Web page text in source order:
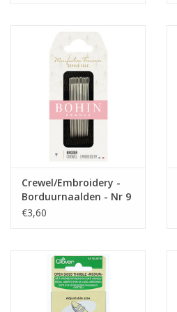
Crewel/Embroidery -
Borduurnaalden - Nr 9
€3,60